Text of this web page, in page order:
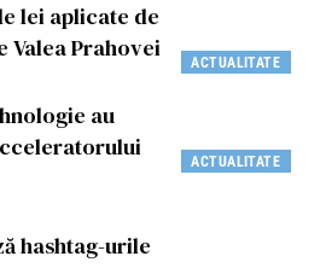
ACTUALITATE
lei aplicate de
Valea Prahovei
ACTUALITATE
au
hashtag-urile